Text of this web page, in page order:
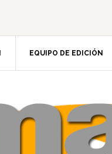
EQUIPO DE EDICIÓN